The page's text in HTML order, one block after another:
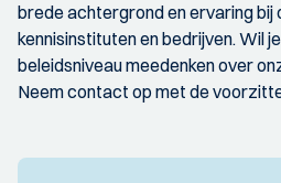
brede achtergrond en ervaring bij
kennisinstituten en bedrijven. Wil
beleidsniveau meedenken over
Neem contact op met de